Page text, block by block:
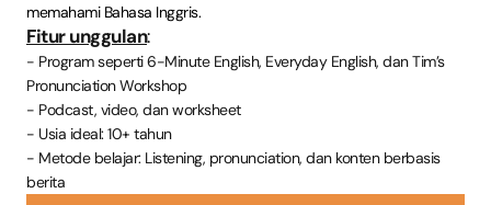
memahami Bahasa Inggris.
Fitur unggulan:
- Program seperti 6-Minute English, Everyday English, dan Tim’s
Pronunciation Workshop
- Podcast, video, dan worksheet
- Usia ideal: 10+ tahun
- Metode belajar: Listening, pronunciation, dan konten berbasis
berita